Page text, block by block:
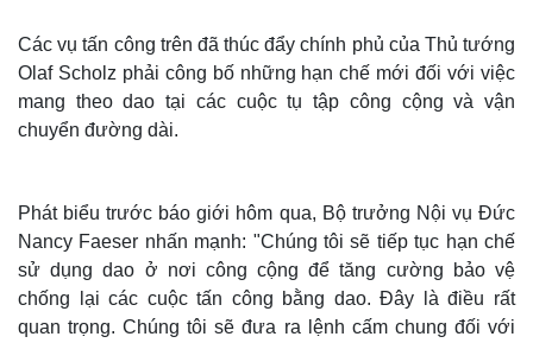
Các vụ tấn công trên đã thúc đẩy chính phủ của Thủ tướng
Olaf Scholz phải công bố những hạn chế mới đối với việc
mang theo dao tại các cuộc tụ tập công cộng và vận
chuyển đường dài.
Phát biểu trước báo giới hôm qua, Bộ trưởng Nội vụ Đức
Nancy Faeser nhấn mạnh: "Chúng tôi sẽ tiếp tục hạn chế
sử dụng dao ở nơi công cộng để tăng cường bảo vệ
chống lại các cuộc tấn công bằng dao. Đây là điều rất
quan trọng. Chúng tôi sẽ đưa ra lệnh cấm chung đối với